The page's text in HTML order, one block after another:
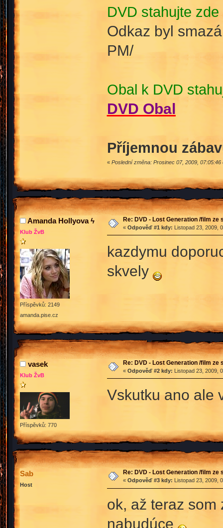
DVD stahujte
Odkaz byl
PM/
Obal k DVD
DVD Obal
Příjemnou
« Poslední změna: Prosinec 07, 2009, 07:05:46
Amanda Hollyova ϟ
Klub ŽvB
Příspěvků: 2149
amanda.pise.cz
Re: DVD - Lost Generation /film ze
« Odpověď #1 kdy: Listopad 23, 2009,
kazdymu
skvely
vasek
Klub ŽvB
Příspěvků: 770
Re: DVD - Lost Generation /film ze
« Odpověď #2 kdy: Listopad 23, 2009,
Vskutku ano ale
Sab
Host
Re: DVD - Lost Generation /film ze
« Odpověď #3 kdy: Listopad 23, 2009,
ok, až teraz
nabudúce